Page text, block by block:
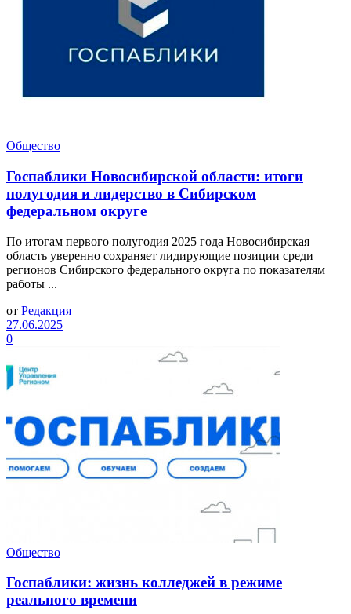
Общество
Госпаблики Новосибирской области: итоги
полугодия и лидерство в Сибирском
федеральном округе
По итогам первого полугодия 2025 года Новосибирская
область уверенно сохраняет лидирующие позиции среди
регионов Сибирского федерального округа по показателям
работы ...
от Редакция
27.06.2025
0
Общество
Госпаблики: жизнь колледжей в режиме
реального времени